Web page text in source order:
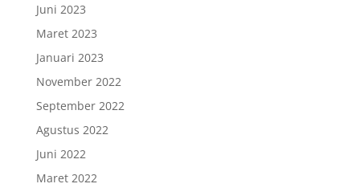
Juni 2023
Maret 2023
Januari 2023
November 2022
September 2022
Agustus 2022
Juni 2022
Maret 2022